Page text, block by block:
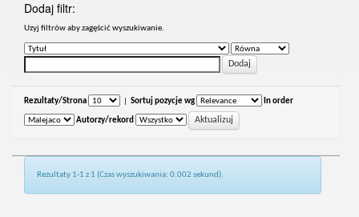
Dodaj filtr:
Uzyj filtrów aby zagęścić wyszukiwanie.
Rezultaty/Strona Sortuj pozycje wg In order
Autorzy/rekord
Rezultaty 1-1 z 1 (Czas wyszukiwania: 0.002 sekund).